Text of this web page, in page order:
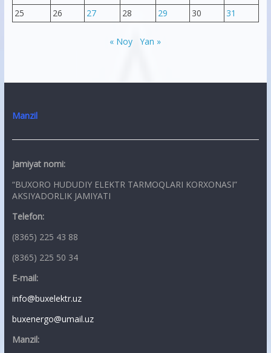
25
26 27 28 29 30 31
« Noy Yan »
Manzil
Jamiyat nomi:
“BUXORO HUDUDIY ELEKTR TARMOQLARI KORXONASI”
AKSIYADORLIK JAMIYATI
Telefon:
(8365) 225 43 88
(8365) 225 50 34
E-mail:
info@buxelektr.uz
buxenergo@umail.uz
Manzil: